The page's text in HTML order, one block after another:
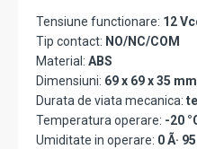
Tensiune functionare: 12
Tip contact: NO/NC/COM
Material: ABS
Dimensiuni: 69 x 69 x 35 mm
Durata de viata mecanica:
Temperatura operare: -20
Umiditate in operare: 0 Ã·